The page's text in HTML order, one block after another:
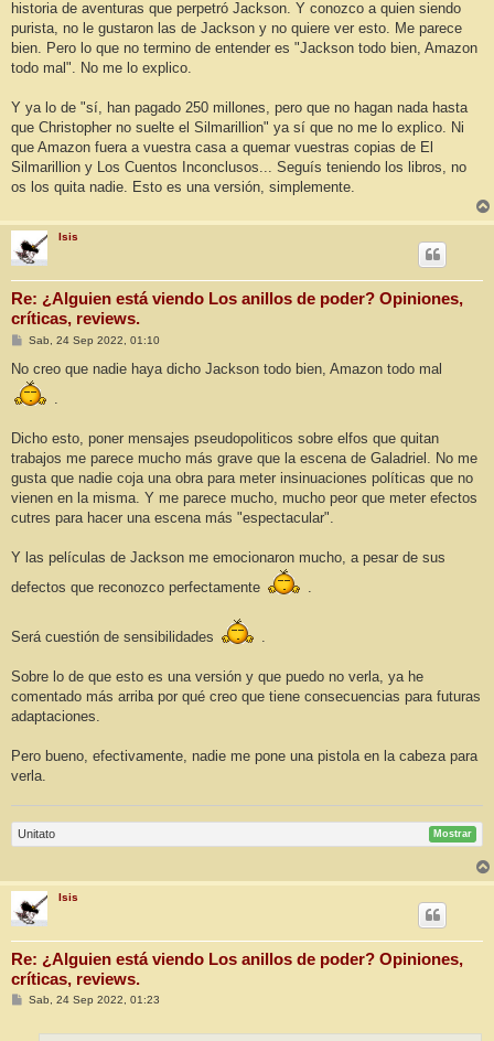
historia de aventuras que perpetró Jackson. Y conozco a quien siendo
purista, no le gustaron las de Jackson y no quiere ver esto. Me parece
bien. Pero lo que no termino de entender es "Jackson todo bien, Amazon
todo mal". No me lo explico.
Y ya lo de "sí, han pagado 250 millones, pero que no hagan nada hasta
que Christopher no suelte el Silmarillion" ya sí que no me lo explico. Ni
que Amazon fuera a vuestra casa a quemar vuestras copias de El
Silmarillion y Los Cuentos Inconclusos... Seguís teniendo los libros, no
os los quita nadie. Esto es una versión, simplemente.
Isis
Re: ¿Alguien está viendo Los anillos de poder? Opiniones,
críticas, reviews.
M
n
a
j
Sab, 24 Sep 2022, 01:10
No creo que nadie haya dicho Jackson todo bien, Amazon todo mal
Dicho esto, poner mensajes pseudopoliticos sobre elfos que quitan
trabajos me parece mucho más grave que la escena de Galadriel. No me
gusta que nadie coja una obra para meter insinuaciones políticas que no
vienen en la misma. Y me parece mucho, mucho peor que meter efectos
cutres para hacer una escena más "espectacular".
Y las películas de Jackson me emocionaron mucho, a pesar de sus
defectos que reconozco perfectamente
Será cuestión de sensibilidades
Sobre lo de que esto es una versión y que puedo no verla, ya he
comentado más arriba por qué creo que tiene consecuencias para futuras
adaptaciones.
Pero bueno, efectivamente, nadie me pone una pistola en la cabeza para
verla.
Unitato Mostrar
Isis
Re: ¿Alguien está viendo Los anillos de poder? Opiniones,
críticas, reviews.
MSab, 24 Sep 2022, 01:23